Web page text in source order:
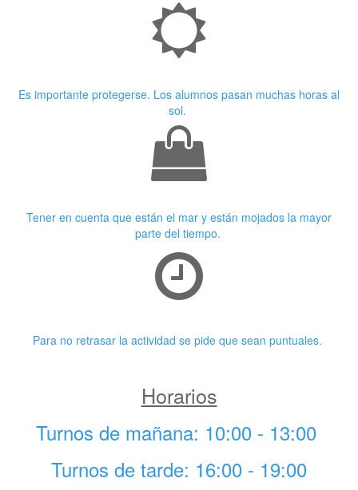
Es importante protegerse. Los alumnos pasan muchas horas al
sol.
Tener en cuenta que están el mar y están mojados la mayor
parte del tiempo.
Para no retrasar la actividad se pide que sean puntuales.
Horarios
Turnos de mañana: 10:00 - 13:00
Turnos de tarde: 16:00 - 19:00